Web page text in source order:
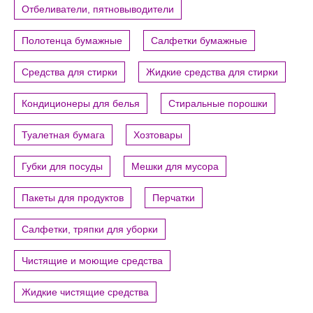
Отбеливатели, пятновыводители
Полотенца бумажные Салфетки бумажные
Средства для стирки Жидкие средства для стирки
Кондиционеры для белья Стиральные порошки
Туалетная бумага Хозтовары
Губки для посуды Мешки для мусора
Пакеты для продуктов Перчатки
Салфетки, тряпки для уборки
Чистящие и моющие средства
Жидкие чистящие средства